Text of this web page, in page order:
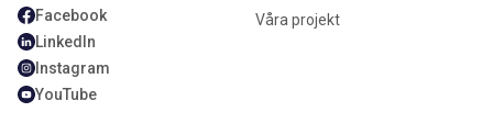
Facebook
LinkedIn
Instagram
YouTube
Våra projekt